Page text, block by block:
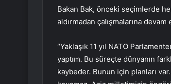
Bakan Bak, önceki seçimlerde
aldırmadan çalışmalarına
“Yaklaşık 11 yıl NATO
yaptım. Bu süreçte dünyanın
kaybeder. Bunun için planları